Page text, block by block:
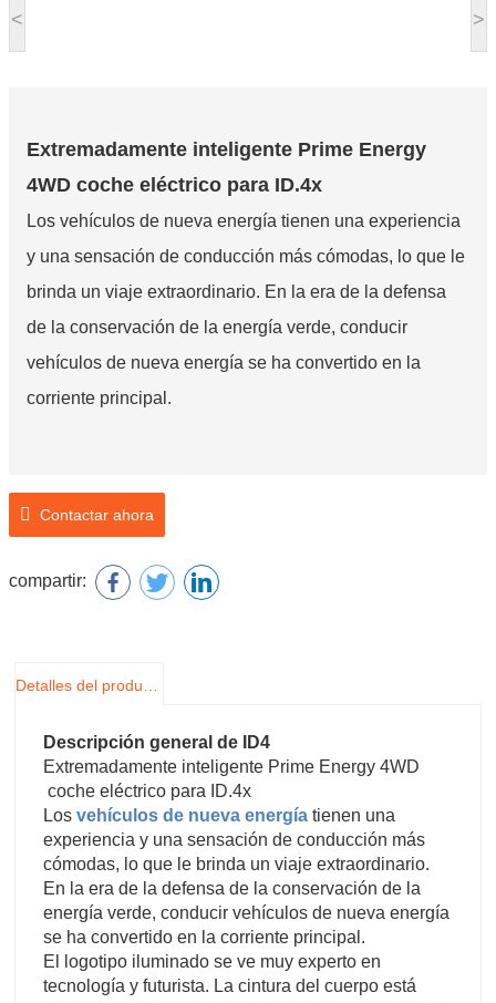
< >
Extremadamente inteligente Prime Energy
4WD coche eléctrico para ID.4x
Los vehículos de nueva energía tienen una experiencia
y una sensación de conducción más cómodas, lo que le
brinda un viaje extraordinario. En la era de la defensa
de la conservación de la energía verde, conducir
vehículos de nueva energía se ha convertido en la
corriente principal.
Contactar ahora
compartir:
Descripción general de ID4
Extremadamente inteligente Prime Energy 4WD
coche eléctrico para ID.4x
Los vehículos de nueva energía tienen una
experiencia y una sensación de conducción más
cómodas, lo que le brinda un viaje extraordinario.
En la era de la defensa de la conservación de la
energía verde, conducir vehículos de nueva energía
se ha convertido en la corriente principal.
El logotipo iluminado se ve muy experto en
tecnología y futurista. La cintura del cuerpo está